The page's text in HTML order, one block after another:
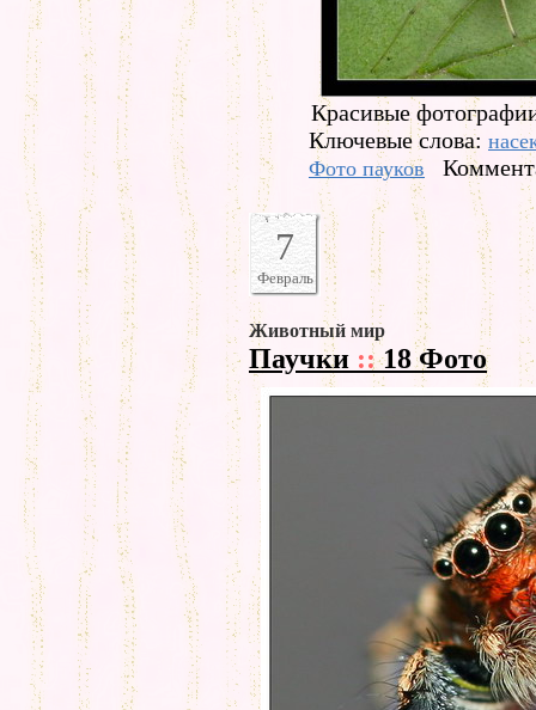
Красивые
Ключевые слова:
Фото пауков
7
Февраль
Животный мир
Паучки ::18 Фото